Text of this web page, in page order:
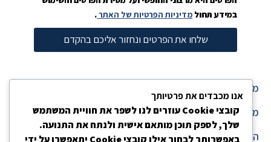
במידע תחול מדיניות הפרטיות של האתר.
שלחו את הפרטים ונחזור אליכם בהקדם
מדיניות פרטיות
מפת אתר
הצהרת נגישות
אנו מכבדים את פרטיותך
קובצי Cookie עוזרים לנו לשפר את חוויית המשתמש
שלך, לספק תוכן מותאם אישית ולנתח את התנועה.
באפשרותך לבחור אילו קובצי Cookie יתאפשרו על ידי